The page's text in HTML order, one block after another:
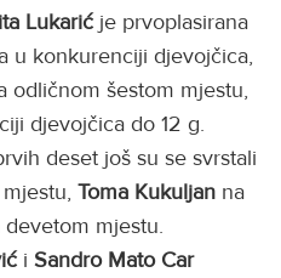
Lukarićje prvoplasirana
u konkurenciji djevojčica,
odličnom šestom mjestu,
djevojčica do 12 g.
deset još su se svrstali
Toma Kukuljan na
mjestu.
i Sandro Mato Car